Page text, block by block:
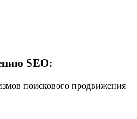
SEO:
поискового продвижения